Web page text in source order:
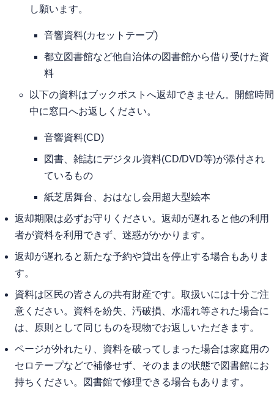
し願います。
音響資料(カセットテープ)
都立図書館など他自治体の図書館から借り受けた資
料
以下の資料はブックポストへ返却できません。開館時間
中に窓口へお返しください。
音響資料(CD)
図書、雑誌にデジタル資料(CD/DVD等)が添付され
ているもの
紙芝居舞台、おはなし会用超大型絵本
返却期限は必ずお守りください。返却が遅れると他の利用
者が資料を利用できず、迷惑がかかります。
返却が遅れると新たな予約や貸出を停止する場合もありま
す。
資料は区民の皆さんの共有財産です。取扱いには十分ご注
意ください。資料を紛失、汚破損、水濡れ等された場合に
は、原則として同じものを現物でお返しいただきます。
ページが外れたり、資料を破ってしまった場合は家庭用の
セロテープなどで補修せず、そのままの状態で図書館にお
持ちください。図書館で修理できる場合もあります。